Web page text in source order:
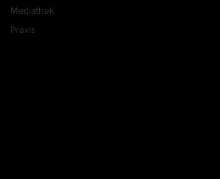
Mediathek
Praxis